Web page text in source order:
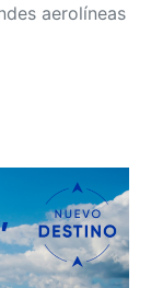
aerolíneas